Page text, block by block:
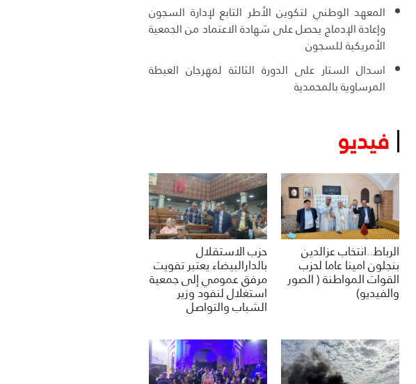
المعهد الوطني لتكوين الأطر التابع لإدارة السجون
وإعادة الإدماج يحصل على شهادة الاعتماد من الجمعية
الأمريكية للسجون
اسدال الستار على الدورة الثالثة لمهرجان العيطة
المرساوية بالمحمدية
فيديو
الرباط..انتخاب عزالدين
بنجلون امينا عاما لحزب
القوات المواطنة ( الصور
والفيديو)
حزب الاستقلال
بالدارالبيضاء يعتبر تفويت
مرفق عمومي إلى جمعية
استغلال لنفود وزير
الشباب والتواصل